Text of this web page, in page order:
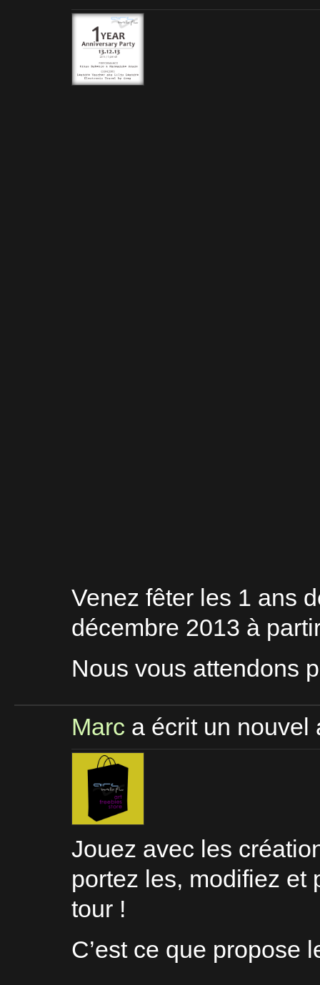
Venez fêter les 1 ans
décembre 2013 à
Nous vous attendons
Marc a écrit un nouvel
Jouez avec les
portez les, modifiez et
tour !
C’est ce que propose